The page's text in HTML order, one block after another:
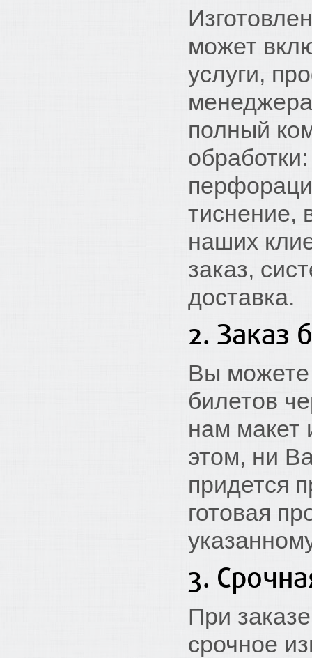
может
услуги,
полный
тиснение,
наших
заказ,
доставка.
2. Заказ
Вы можете
билетов
нам макет
этом, ни
придется
готовая
3.
При
срочное